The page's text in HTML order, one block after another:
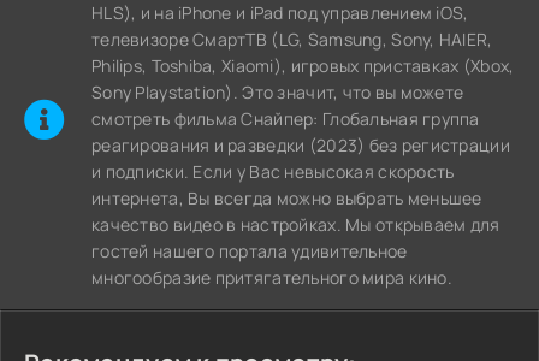
HLS), и на iPhone и iPad под управлением iOS,
телевизоре СмартТВ (LG, Samsung, Sony, HAIER,
Philips, Toshiba, Xiaomi), игровых приставках (Xbox,
Sony Playstation). Это значит, что вы можете
cмотреть фильма Снайпер: Глобальная группа
реагирования и разведки (2023) без регистрации
и подписки. Если у Вас невысокая скорость
интернета, Вы всегда можно выбрать меньшее
качество видео в настройках. Мы открываем для
гостей нашего портала удивительное
многообразие притягательного мира кино.